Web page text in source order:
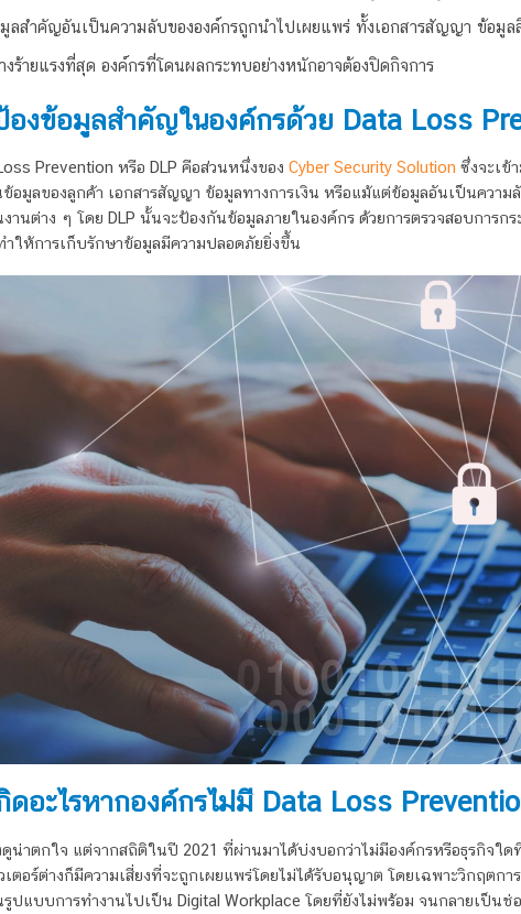
ลสำคัญอันเป็นความลับขององค์กรถูกนำไปเผยแพร่ ทั้งเอกสารสัญญา ข้อมูล
งร้ายแรงที่สุด องค์กรที่โดนผลกระทบอย่างหนักอาจต้องปิดกิจการ
องข้อมูลสำคัญในองค์กรด้วย Data Loss
Prevention หรือ DLP คือส่วนหนึ่งของ Cyber Security Solution ซึ่งจะเข้
ข้อมูลของลูกค้า เอกสารสัญญา ข้อมูลทางการเงิน หรือแม้แต่ข้อมูลอันเป็นคว
านต่าง ๆ โดย DLP นั้นจะป้องกันข้อมูลภายในองค์กร ด้วยการตรวจสอบการ
ให้การเก็บรักษาข้อมูลมีความปลอดภัยยิ่งขึ้น
ดอะไรหากองค์กรไม่มี Data Loss
น่าตกใจ แต่จากสถิติในปี 2021 ที่ผ่านมาได้บ่งบอกว่าไม่มีองค์กรหรือธุรกิจใด
ตอร์ต่างก็มีความเสี่ยงที่จะถูกเผยแพร่โดยไม่ได้รับอนุญาต โดยเฉพาะวิกฤตก
รูปแบบการทำงานไปเป็น Digital Workplace โดยที่ยังไม่พร้อม จนกลายเป็นช่